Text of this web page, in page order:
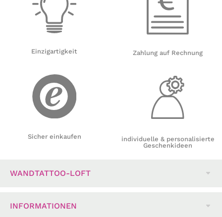
Einzigartigkeit
Sicher einkaufen
Zahlung auf Rechnung
individuelle & personalisierte
Geschenkideen
WANDTATTOO-LOFT
INFORMATIONEN